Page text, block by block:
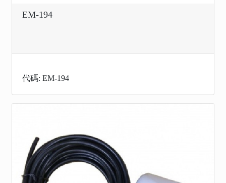
EM-194
代碼: EM-194